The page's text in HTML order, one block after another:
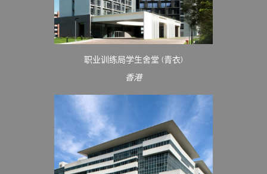
职业训练局学生舍堂 (青衣)
香港